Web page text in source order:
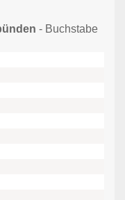
- Buchstabe